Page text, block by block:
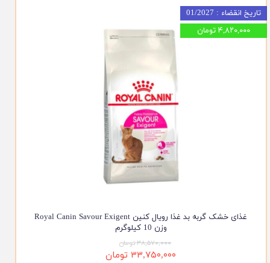
غذای خشک گربه بد غذا رویال کنین Royal Canin Savour Exigent
وزن 10 کیلوگرم
۳۸,۵۷۰,۰۰۰ تومان
۳۳,۷۵۰,۰۰۰ تومان
تاریخ انقضاء : 01/2027
۴,۸۲۰,۰۰۰ تومان